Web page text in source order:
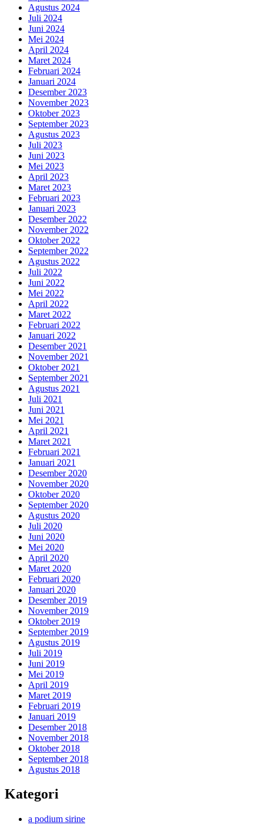
Agustus 2024
Juli 2024
Juni 2024
Mei 2024
April 2024
Maret 2024
Februari 2024
Januari 2024
Desember 2023
November 2023
Oktober 2023
September 2023
Agustus 2023
Juli 2023
Juni 2023
Mei 2023
April 2023
Maret 2023
Februari 2023
Januari 2023
Desember 2022
November 2022
Oktober 2022
September 2022
Agustus 2022
Juli 2022
Juni 2022
Mei 2022
April 2022
Maret 2022
Februari 2022
Januari 2022
Desember 2021
November 2021
Oktober 2021
September 2021
Agustus 2021
Juli 2021
Juni 2021
Mei 2021
April 2021
Maret 2021
Februari 2021
Januari 2021
Desember 2020
November 2020
Oktober 2020
September 2020
Agustus 2020
Juli 2020
Juni 2020
Mei 2020
April 2020
Maret 2020
Februari 2020
Januari 2020
Desember 2019
November 2019
Oktober 2019
September 2019
Agustus 2019
Juli 2019
Juni 2019
Mei 2019
April 2019
Maret 2019
Februari 2019
Januari 2019
Desember 2018
November 2018
Oktober 2018
September 2018
Agustus 2018
Kategori
a podium sirine